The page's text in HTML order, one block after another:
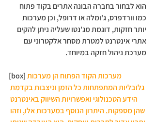
הוא לבחור בחברה הבונה אתרים בקוד פתוח
כמו וורדפרס, ג'ומלה או דרופל, וכן מערכות
יותר חזקות, דוגמת מג'נטו שעליה ניתן להקים
אתרי אינטרנט למטרת מסחר אלקטרוני עם
מערכת ניהול חזקה במיוחד.
[box]מערכות הקוד הפתוח הן מערכות
גלובליות המתפתחות כל הזמן וניצבות בקדמת
הידע הטכנולוגי ואפשרויות השיווק באינטרנט
שהן מספקות. היתרון הנוסף במערכות אלו, וזהו